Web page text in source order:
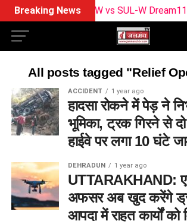
Breaking NewsMO-W vs SUL-W Dream11
All posts tagged "Relief
ACCIDENT 1 year ago
हादसा रोकने में पेड़ ने
भूमिका, ट्रक गिरने से
हाईवे पर लगा 10 घंटे
DEHRADUN 1 year ago
UTTARAKHAND:
अफसर अब खुद करेंगे
आपदा में राहत कार्यों को